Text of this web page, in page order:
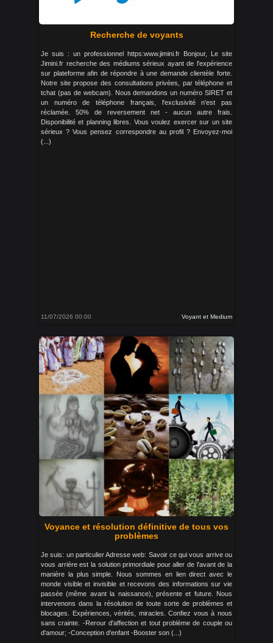
Recherche de voyants
Je suis : un professionnel https:www.jimini.fr Bonjour, Le site
Jimini.fr recherche des médiums sérieux ayant de l'expérience
sur plateforme afin de répondre à une demande clientèle forte.
Notre site propose des consultations privées, par téléphone et
tchat (pas de webcam). Nous demandons un numéro SIRET et
un numéro de téléphone français, l'exclusivité n'est pas
réclamée. 50% de reversement net - aucun autre frais.
Disponibilité et planning libres. Vous voulez exercer sur un site
sérieux ? Vous pensez correspondre au profil ? Envoyez-moi
(...)
11/07/2026 00:00 Voyant et Medium
Voyance et résolution définitive de tous vos
problèmes
Je suis: un particulier Adresse web: Savoir ce qui vous arrive ou
vous arrière est la solution primordiale pour aller de l'avant de la
manière la plus simple. Nous sommes en lien direct avec le
monde visible et invisible et recevons des informations sur vie
passée (même avant la naissance), présente et future. Nous
intervenons dans la résolution de toute sorte de problèmes et
blocages. Expériences, vérités, miracles. Confiez vous à nous
sans crainte. -Rerour d'affection et tout problème de couple ou
d'amour; -Conception d'enfant -Booster son (...)